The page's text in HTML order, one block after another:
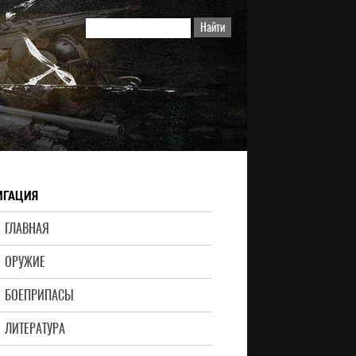
ГЛАВНАЯ
ОРУЖИЕ
БОЕПРИПАСЫ
ЛИТЕРАТУРА